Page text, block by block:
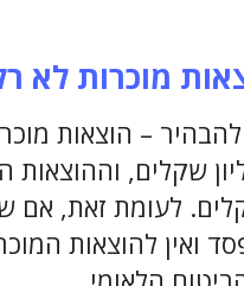
מוכרות לא
– הוצאות
שקלים,
לעומת זאת, אם
ואין להוצאות